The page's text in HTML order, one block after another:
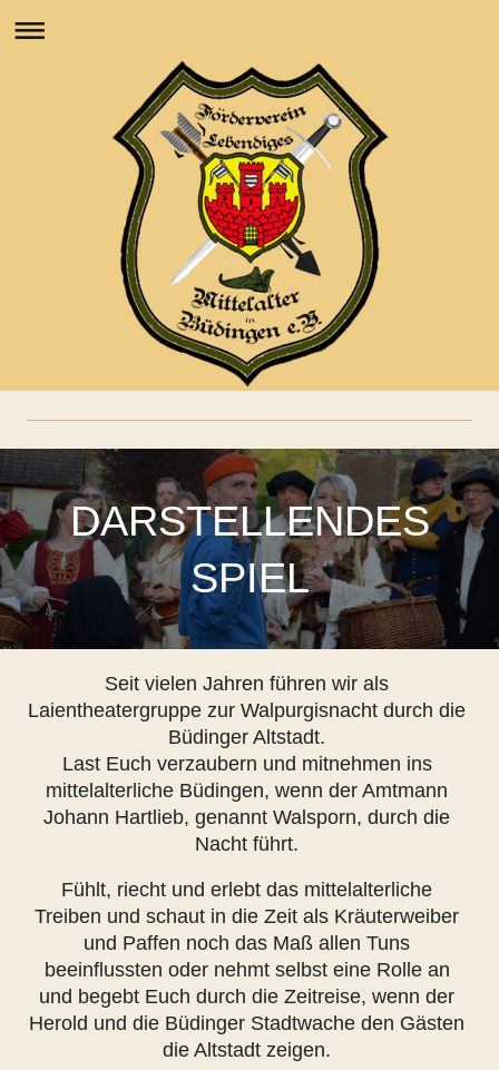
DARSTELLENDES
SPIEL
Seit vielen Jahren führen wir als
Laientheatergruppe zur Walpurgisnacht durch die
Büdinger Altstadt.
Last Euch verzaubern und mitnehmen ins
mittelalterliche Büdingen, wenn der Amtmann
Johann Hartlieb, genannt Walsporn, durch die
Nacht führt.
Fühlt, riecht und erlebt das mittelalterliche
Treiben und schaut in die Zeit als Kräuterweiber
und Paffen noch das Maß allen Tuns
beeinflussten oder nehmt selbst eine Rolle an
und begebt Euch durch die Zeitreise, wenn der
Herold und die Büdinger Stadtwache den Gästen
die Altstadt zeigen.